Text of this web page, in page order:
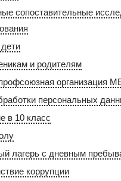
сопоставительные
и родителям
организация
персональных
в 10 класс
лагерь с дневным
коррупции